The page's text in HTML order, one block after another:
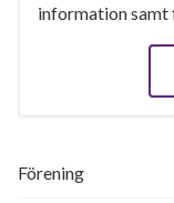
information
Förening